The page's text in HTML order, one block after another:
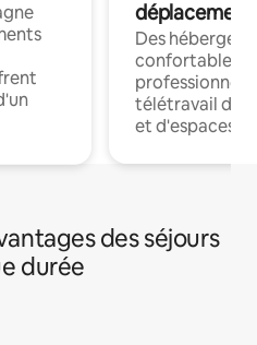
déplacement
Des
confortables
professionnels
télétravail
et d'espaces
des séjours
durée